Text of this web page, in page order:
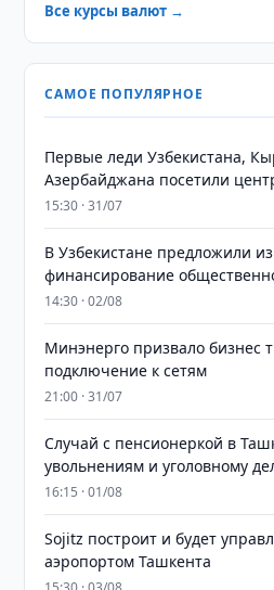
Все курсы валют →
САМОЕ ПОПУЛЯРНОЕ
Первые леди Узбекистана,
Азербайджана посетили
15:30 · 31/07
В Узбекистане предложили
финансирование
14:30 · 02/08
Минэнерго призвало бизнес
подключение к сетям
21:00 · 31/07
Случай с пенсионеркой в
увольнениям и уголовному
16:15 · 01/08
Sojitz построит и будет
аэропортом Ташкента